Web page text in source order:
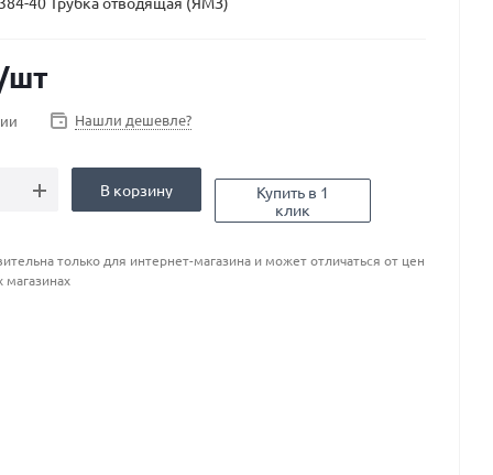
шт
Нашли дешевле?
В корзину
Купить в 1
клик
только для интернет-магазина и может отличаться от цен
магазинах